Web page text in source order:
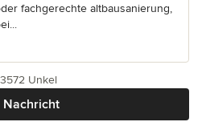
fachgerechte altbausanierung,
Nachricht
Unkel